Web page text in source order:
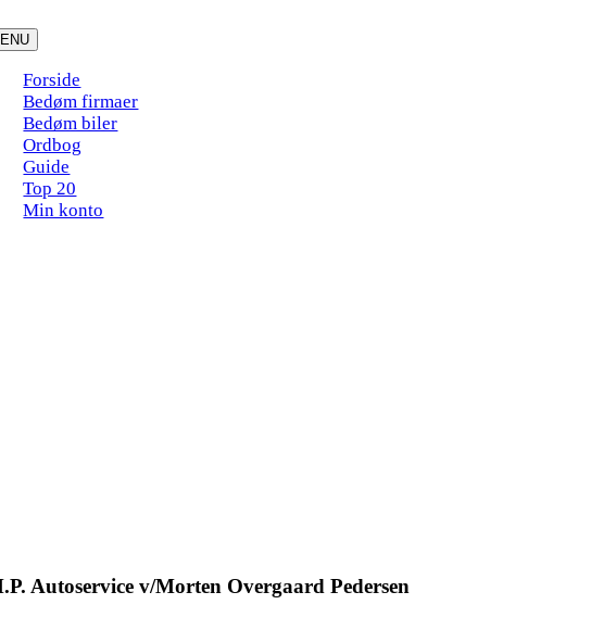
to
content
Forside
Bedøm firmaer
Bedøm biler
Ordbog
Guide
Top 20
Min konto
Autoservice v/Morten Overgaard Pedersen